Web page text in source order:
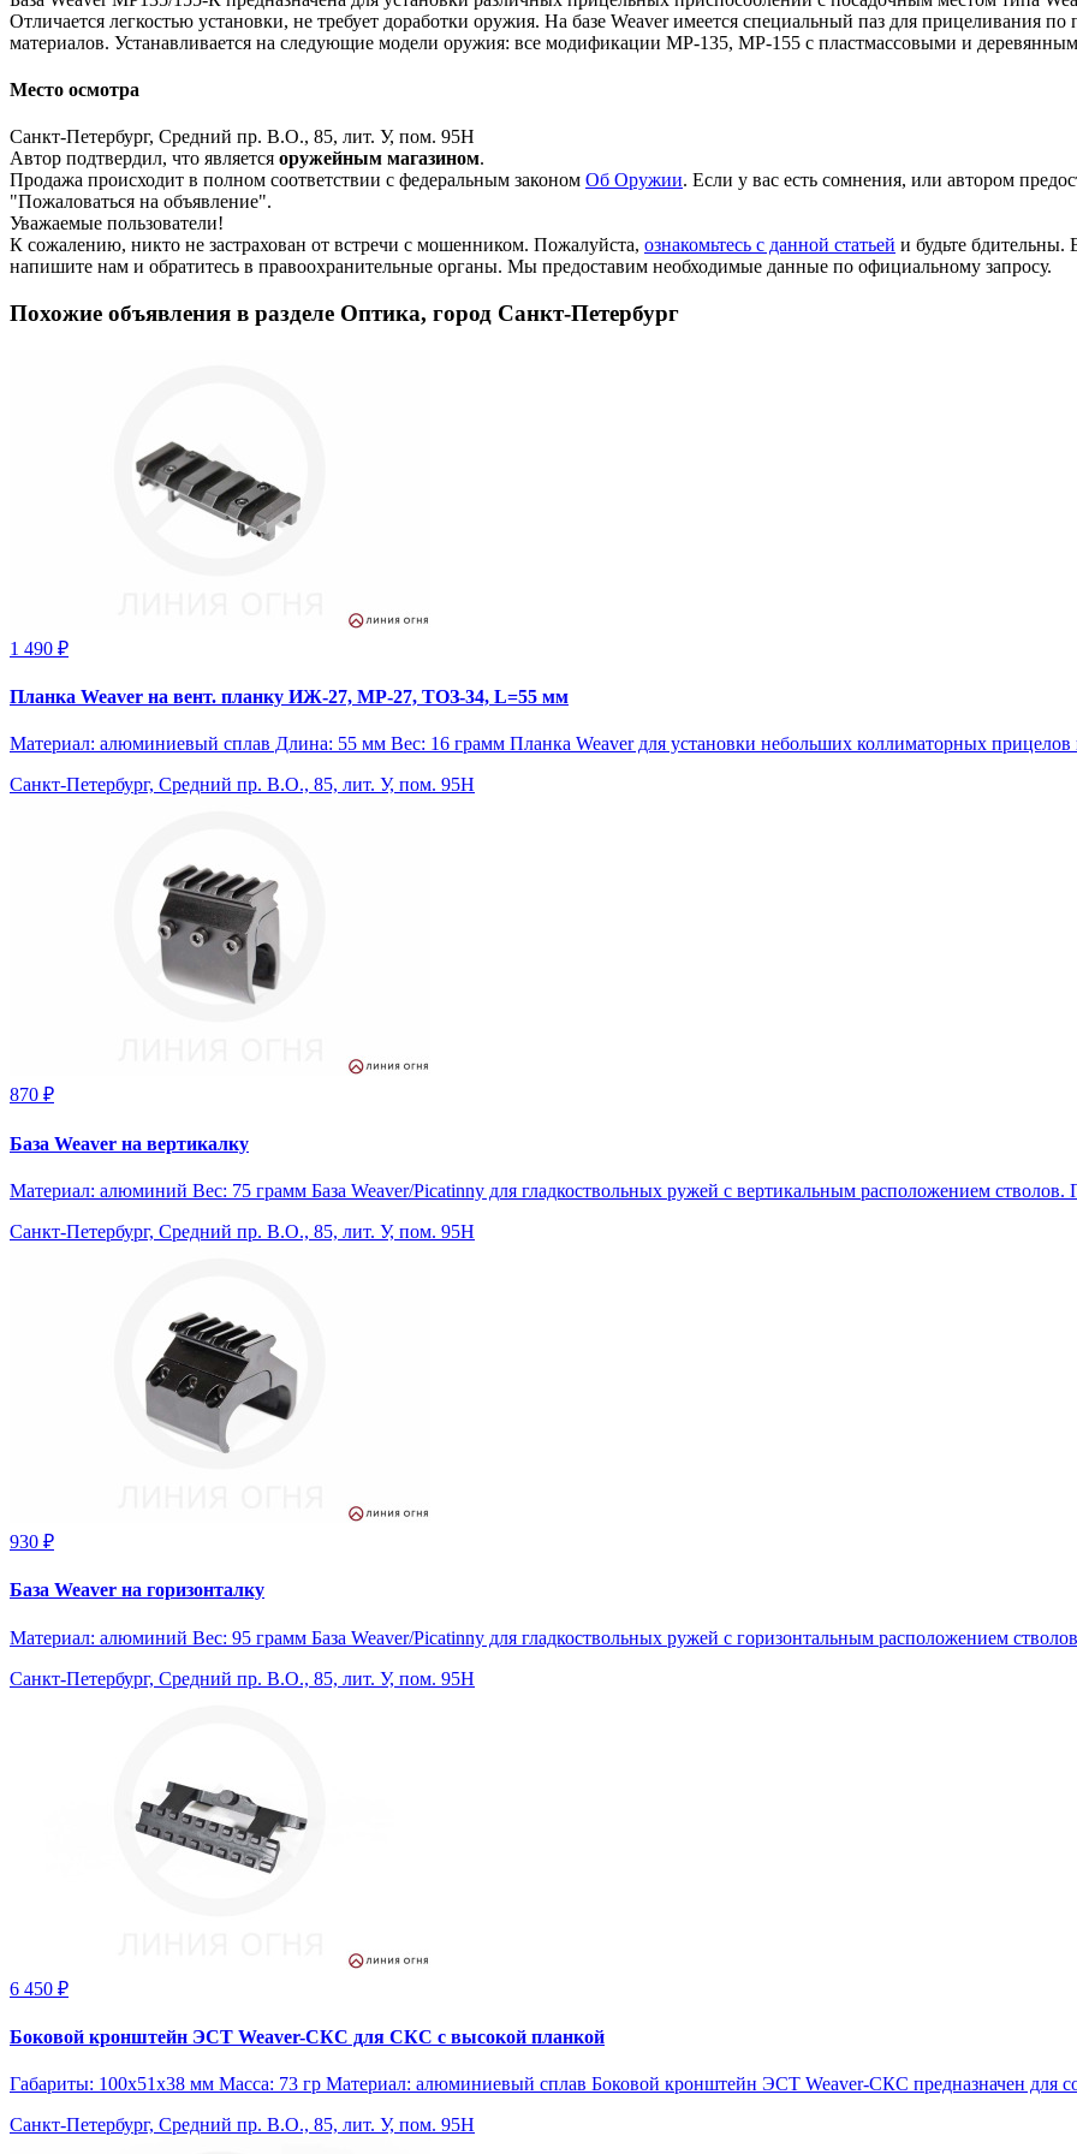
Отличается легкостью установки, не требует доработки оружия. На базе Weaver имеется специальный паз для прицеливания
материалов. Устанавливается на следующие модели оружия: все модификации МР-135, МР-155 с пластмассовыми и
Место осмотра
Санкт-Петербург, Средний пр. В.О., 85, лит. У, пом. 95Н
Автор подтвердил, что является оружейным магазином.
Продажа происходит в полном соответствии с федеральным законом Об Оружии. Если у вас есть сомнения, или автором
"Пожаловаться на объявление".
Уважаемые пользователи!
К сожалению, никто не застрахован от встречи с мошенником. Пожалуйста, ознакомьтесь с данной статьей и будьте
напишите нам и обратитесь в правоохранительные органы. Мы предоставим необходимые данные по официальному запросу.
Похожие объявления в разделе Оптика, город Санкт-Петербург
1 490 ₽
Планка Weaver на вент. планку ИЖ-27, МР-27, ТОЗ-34, L=55 мм
Материал: алюминиевый сплав Длина: 55 мм Вес: 16 грамм Планка Weaver для установки небольших коллиматорных
Санкт-Петербург, Средний пр. В.О., 85, лит. У, пом. 95Н
870 ₽
База Weaver на вертикалку
Материал: алюминий Вес: 75 грамм База Weaver/Picatinny для гладкоствольных ружей с вертикальным расположением стволов.
Санкт-Петербург, Средний пр. В.О., 85, лит. У, пом. 95Н
930 ₽
База Weaver на горизонталку
Материал: алюминий Вес: 95 грамм База Weaver/Picatinny для гладкоствольных ружей с горизонтальным расположением
Санкт-Петербург, Средний пр. В.О., 85, лит. У, пом. 95Н
6 450 ₽
Боковой кронштейн ЭСТ Weaver-СКС для СКС с высокой планкой
Габариты: 100х51х38 мм Масса: 73 гр Материал: алюминиевый сплав Боковой кронштейн ЭСТ Weaver-СКС предназначен для
Санкт-Петербург, Средний пр. В.О., 85, лит. У, пом. 95Н